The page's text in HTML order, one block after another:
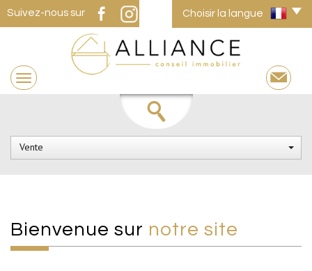
Suivez-nous sur Choisir la langue
Vente
Bienvenue sur notre site